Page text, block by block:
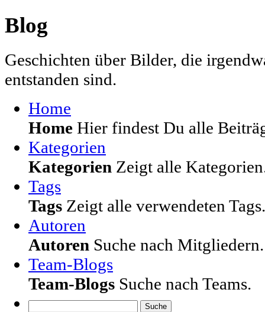
Blog
Geschichten über Bilder, die
entstanden sind.
Home
Home Hier findest Du alle
Kategorien
Kategorien Zeigt alle
Tags
Tags Zeigt alle verwendeten Tags.
Autoren
Autoren Suche nach Mitgliedern.
Team-Blogs
Team-Blogs Suche nach Teams.
Suche